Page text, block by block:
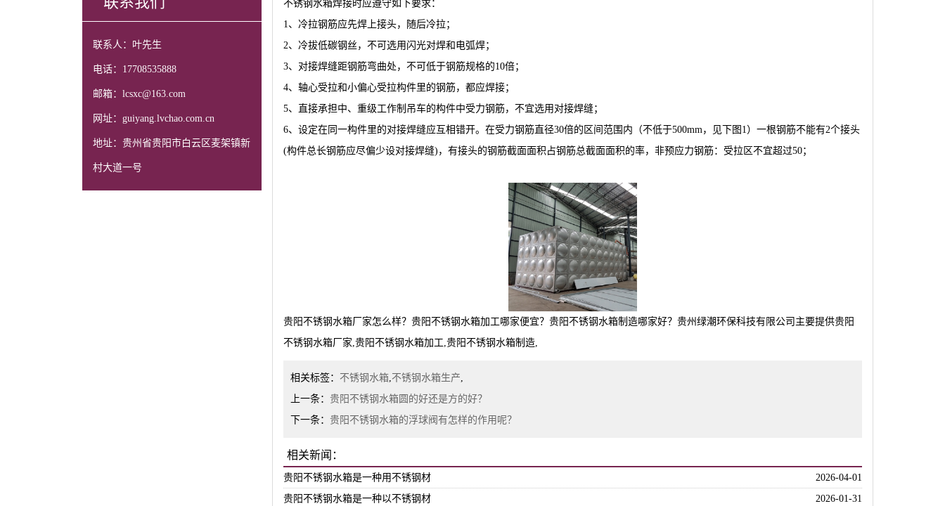
联系人：叶先生
电话：17708535888
邮箱：lcsxc@163.com
网址：guiyang.lvchao.com.cn
地址：贵州省贵阳市白云区麦架镇新
村大道一号
不锈钢水箱焊接时应遵守如下要求：
1、冷拉钢筋应先焊上接头，随后冷拉；
2、冷拔低碳钢丝，不可选用闪光对焊和电弧焊；
3、对接焊缝距钢筋弯曲处，不可低于钢筋规格的10倍；
4、轴心受拉和小偏心受拉构件里的钢筋，都应焊接；
5、直接承担中、重级工作制吊车的构件中受力钢筋，不宜选用对接焊缝；
6、设定在同一构件里的对接焊缝应互相错开。在受力钢筋直径30倍的区间范围内（不低于500mm，见下图1）一根钢筋不能有2个接头
(构件总长钢筋应尽偏少设对接焊缝)，有接头的钢筋截面面积占钢筋总截面面积的率，非预应力钢筋：受拉区不宜超过50；
贵阳不锈钢水箱厂家怎么样？贵阳不锈钢水箱加工哪家便宜？贵阳不锈钢水箱制造哪家好？贵州绿潮环保科技有限公司主要提供贵阳
不锈钢水箱厂家,贵阳不锈钢水箱加工,贵阳不锈钢水箱制造,
相关标签： 不锈钢水箱,不锈钢水箱生产,
上一条： 贵阳不锈钢水箱圆的好还是方的好？
下一条： 贵阳不锈钢水箱的浮球阀有怎样的作用呢？
相关新闻：
贵阳不锈钢水箱是一种用不锈钢材
2026-04-01
贵阳不锈钢水箱是一种以不锈钢材
2026-01-31